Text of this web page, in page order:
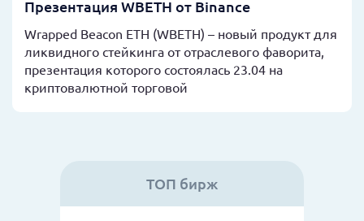
Презентация WBETH от Binance
Wrapped Beacon ETH (WBETH) – новый продукт для
ликвидного стейкинга от отраслевого фаворита,
презентация которого состоялась 23.04 на
криптовалютной торговой
ТОП бирж